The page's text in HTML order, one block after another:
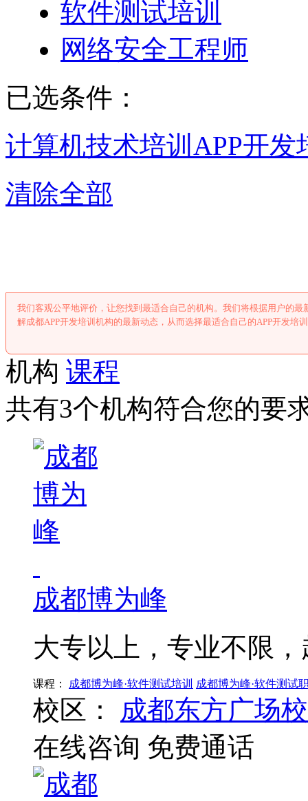
软件测试培训
网络安全工程师
已选条件：
计算机技术培训 APP开发
清除全部
我们客观公平地评价，让您找到最适合自己的机构。我们将根据用户的
解成都APP开发培训机构的最新动态，从而选择最适合自己的APP开发培
机构 课程
共有3个机构符合您的要
成都博为峰
大专以上，专业不限
课程： 成都博为峰·软件测试培训 成都博为峰·软件测试
校区：
成都东方广场
在线咨询 免费通话